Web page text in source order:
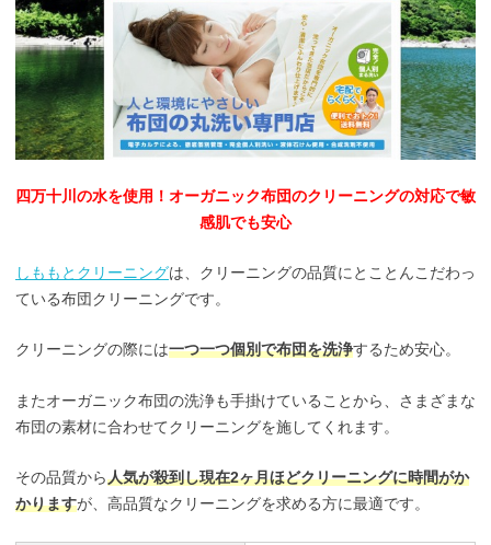
四万十川の水を使用！オーガニック布団のクリーニングの対応で敏
感肌でも安心
しももとクリーニングは、クリーニングの品質にとことんこだわっ
ている布団クリーニングです。
クリーニングの際には一つ一つ個別で布団を洗浄するため安心。
またオーガニック布団の洗浄も手掛けていることから、さまざまな
布団の素材に合わせてクリーニングを施してくれます。
その品質から人気が殺到し現在2ヶ月ほどクリーニングに時間がか
かりますが、高品質なクリーニングを求める方に最適です。